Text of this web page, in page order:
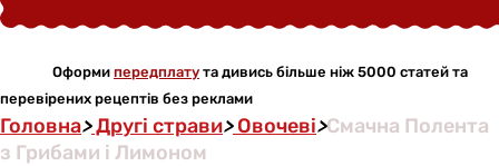
Оформи передплату та дивись більше ніж 5000 статей та
перевірених рецептів без реклами
Головна>Другі страви>Овочеві>Смачна Полента
з Грибами і Лимоном